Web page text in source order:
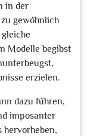
in der
gewöhnlich
Modelle begibst
erzielen.
dazu führen,
imposanter
hervorheben,